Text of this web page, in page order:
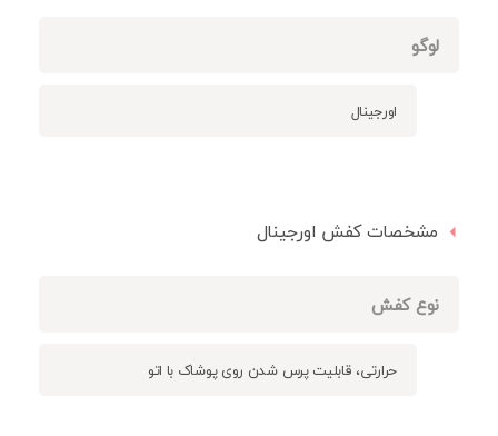
لوگو
اورجینال
مشخصات کفش اورجینال
نوع کفش
حرارتی، قابلیت پرس شدن روی پوشاک با اتو